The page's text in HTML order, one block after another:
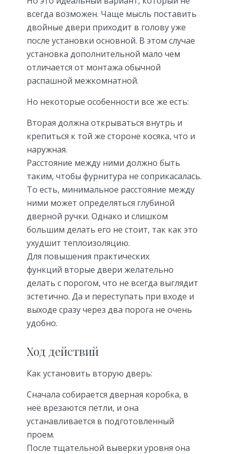
всегда возможен. Чаще мысль поставить
двойные двери приходит в голову уже
после установки основной. В этом случае
установка дополнительной мало чем
отличается от монтажа обычной
распашной межкомнатной.
Но некоторые особенности все же есть:
Вторая должна открываться внутрь и
крепиться к той же стороне косяка, что и
наружная.
Расстояние между ними должно быть
таким, чтобы фурнитура не соприкасалась.
То есть, минимальное расстояние между
ними может определяться глубиной
дверной ручки. Однако и слишком
большим делать его не стоит, так как это
ухудшит теплоизоляцию.
Для повышения практических
функций вторые двери желательно
делать с порогом, что не всегда выглядит
эстетично. Да и переступать при входе и
выходе сразу через два порога не очень
удобно.
Ход действий
Как установить вторую дверь:
Сначала собирается дверная коробка, в
неё врезаются петли, и она
устанавливается в подготовленный
проем.
После тщательной выверки уровня она